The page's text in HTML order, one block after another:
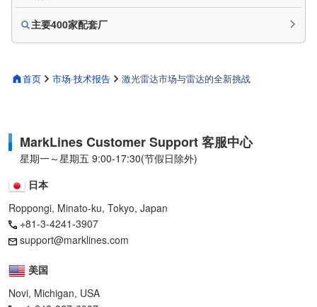
首页 市场·技术报告 激光雷达市场与雷达的全新挑战
主要400家配套厂
MarkLines Customer Support 客服中心
星期一～星期五 9:00-17:30(节假日除外)
日本
Roppongi, Minato-ku, Tokyo, Japan
+81-3-4241-3907
support@marklines.com
美国
Novi, Michigan, USA